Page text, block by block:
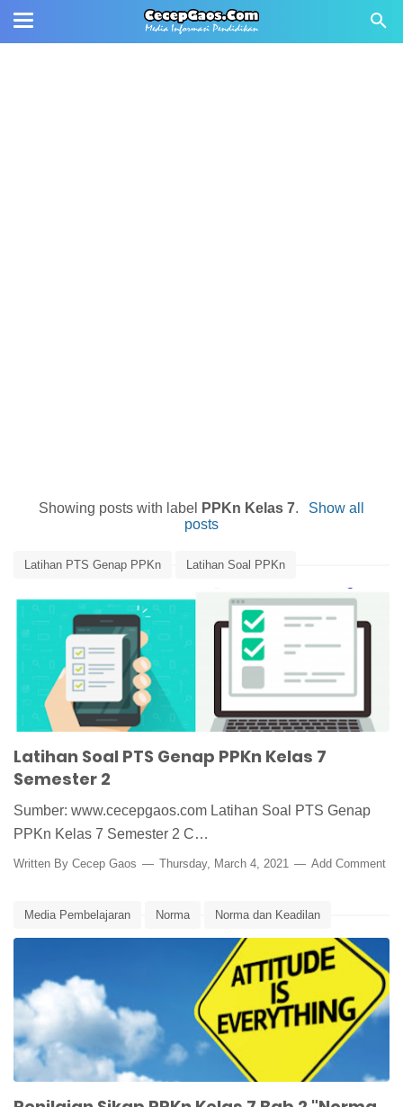
Showing posts with label PPKn Kelas 7.
Show all
posts
Latihan PTS Genap PPKn Latihan Soal PPKn
Latihan Soal PTS PPKn Kelas 7 Semester 2
Media Pembelajaran PPKn Kelas 7
Latihan Soal PTS Genap PPKn Kelas 7
Semester 2
Sumber: www.cecepgaos.com Latihan Soal PTS Genap
PPKn Kelas 7 Semester 2 C…
Written By Cecep Gaos Thursday, March 4, 2021 Add Comment
Media Pembelajaran Norma Norma dan Keadilan
Penilaian Peserta Didik
Penilaian Sikap PPKn Kelas 7